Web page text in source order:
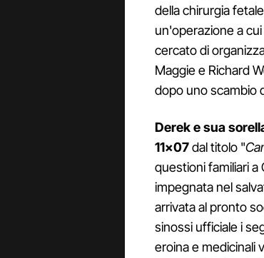
della chirurgia
un'operazione a
cercato di
Maggie e Richard
dopo uno scambio
Derek e sua
11×07dal titolo "
questioni familiari a
impegnata nel
arrivata al pronto
sinossi ufficiale i
eroina e medicinali